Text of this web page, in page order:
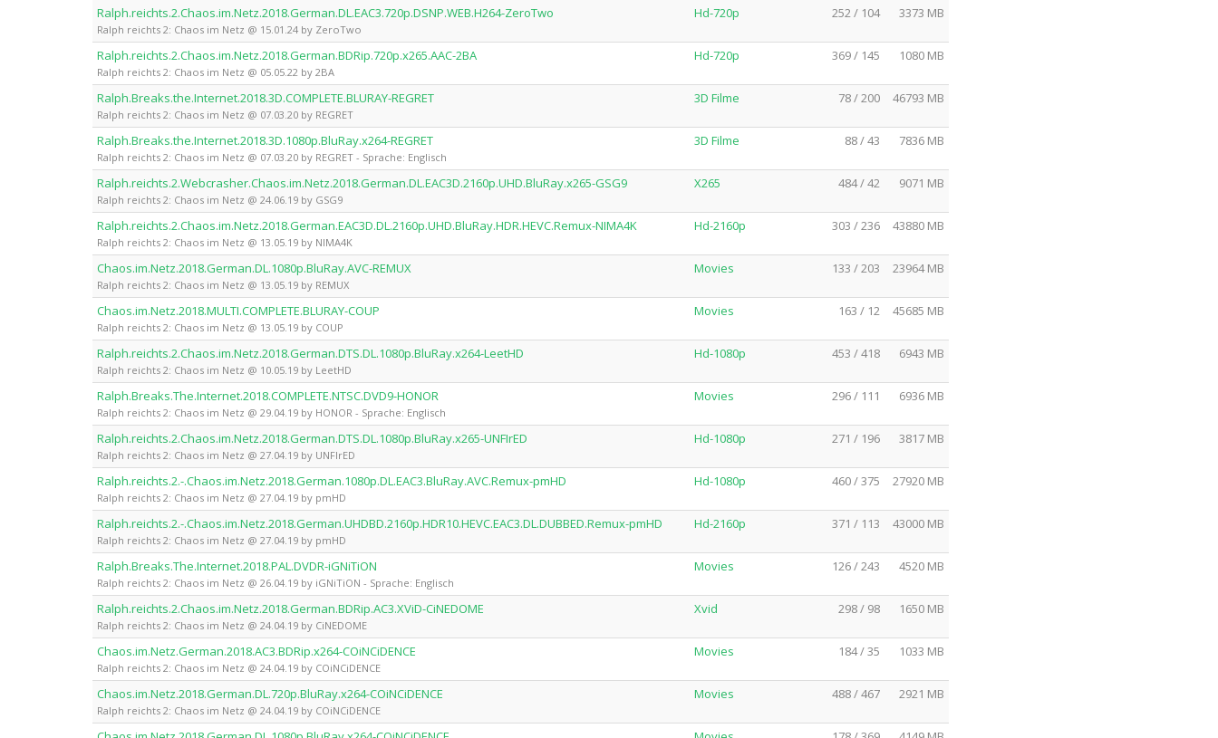
Ralph.reichts.2.Chaos.im.Netz.2018.German.DL.EAC3.720p.DSNP.WEB.H264-ZeroTwo
Ralph reichts 2: Chaos im Netz @ 15.01.24 by ZeroTwo
Hd-720p 252 / 104 3373 MB
Ralph.reichts.2.Chaos.im.Netz.2018.German.BDRip.720p.x265.AAC-2BA
Ralph reichts 2: Chaos im Netz @ 05.05.22 by 2BA
Hd-720p 369 / 145 1080 MB
Ralph.Breaks.the.Internet.2018.3D.COMPLETE.BLURAY-REGRET
Ralph reichts 2: Chaos im Netz @ 07.03.20 by REGRET
3D Filme 78 / 200 46793 MB
Ralph.Breaks.the.Internet.2018.3D.1080p.BluRay.x264-REGRET
Ralph reichts 2: Chaos im Netz @ 07.03.20 by REGRET - Sprache: Englisch
3D Filme 88 / 43 7836 MB
Ralph.reichts.2.Webcrasher.Chaos.im.Netz.2018.German.DL.EAC3D.2160p.UHD.BluRay.x265-GSG9
Ralph reichts 2: Chaos im Netz @ 24.06.19 by GSG9
X265 484 / 42 9071 MB
Ralph.reichts.2.Chaos.im.Netz.2018.German.EAC3D.DL.2160p.UHD.BluRay.HDR.HEVC.Remux-NIMA4K
Ralph reichts 2: Chaos im Netz @ 13.05.19 by NIMA4K
Hd-2160p 303 / 236 43880 MB
Chaos.im.Netz.2018.German.DL.1080p.BluRay.AVC-REMUX
Ralph reichts 2: Chaos im Netz @ 13.05.19 by REMUX
Movies 133 / 203 23964 MB
Chaos.im.Netz.2018.MULTI.COMPLETE.BLURAY-COUP
Ralph reichts 2: Chaos im Netz @ 13.05.19 by COUP
Movies 163 / 12 45685 MB
Ralph.reichts.2.Chaos.im.Netz.2018.German.DTS.DL.1080p.BluRay.x264-LeetHD
Ralph reichts 2: Chaos im Netz @ 10.05.19 by LeetHD
Hd-1080p 453 / 418 6943 MB
Ralph.Breaks.The.Internet.2018.COMPLETE.NTSC.DVD9-HONOR
Ralph reichts 2: Chaos im Netz @ 29.04.19 by HONOR - Sprache: Englisch
Movies 296 / 111 6936 MB
Ralph.reichts.2.Chaos.im.Netz.2018.German.DTS.DL.1080p.BluRay.x265-UNFIrED
Ralph reichts 2: Chaos im Netz @ 27.04.19 by UNFIrED
Hd-1080p 271 / 196 3817 MB
Ralph.reichts.2.-.Chaos.im.Netz.2018.German.1080p.DL.EAC3.BluRay.AVC.Remux-pmHD
Ralph reichts 2: Chaos im Netz @ 27.04.19 by pmHD
Hd-1080p 460 / 375 27920 MB
Ralph.reichts.2.-.Chaos.im.Netz.2018.German.UHDBD.2160p.HDR10.HEVC.EAC3.DL.DUBBED.Remux-pmHD
Ralph reichts 2: Chaos im Netz @ 27.04.19 by pmHD
Hd-2160p 371 / 113 43000 MB
Ralph.Breaks.The.Internet.2018.PAL.DVDR-iGNiTiON
Ralph reichts 2: Chaos im Netz @ 26.04.19 by iGNiTiON - Sprache: Englisch
Movies 126 / 243 4520 MB
Ralph.reichts.2.Chaos.im.Netz.2018.German.BDRip.AC3.XViD-CiNEDOME
Ralph reichts 2: Chaos im Netz @ 24.04.19 by CiNEDOME
Xvid 298 / 98 1650 MB
Chaos.im.Netz.German.2018.AC3.BDRip.x264-COiNCiDENCE
Ralph reichts 2: Chaos im Netz @ 24.04.19 by COiNCiDENCE
Movies 184 / 35 1033 MB
Chaos.im.Netz.2018.German.DL.720p.BluRay.x264-COiNCiDENCE
Ralph reichts 2: Chaos im Netz @ 24.04.19 by COiNCiDENCE
Movies 488 / 467 2921 MB